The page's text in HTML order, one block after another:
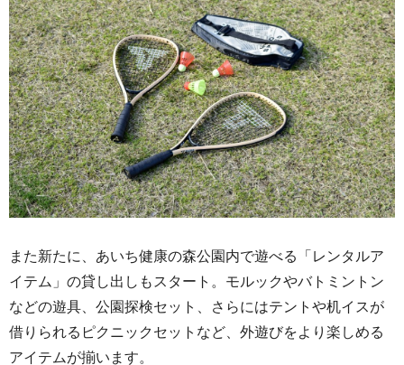
また新たに、あいち健康の森公園内で遊べる「レンタルア
イテム」の貸し出しもスタート。モルックやバトミントン
などの遊具、公園探検セット、さらにはテントや机イスが
借りられるピクニックセットなど、外遊びをより楽しめる
アイテムが揃います。